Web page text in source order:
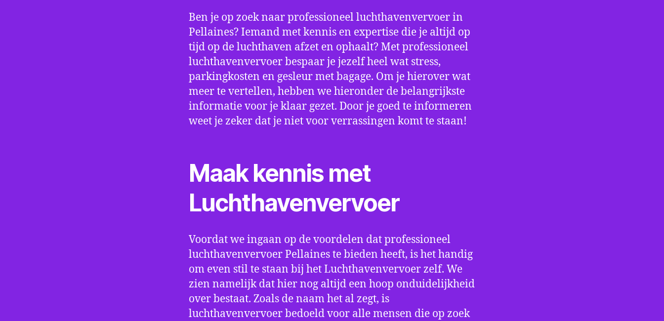
Ben je op zoek naar professioneel luchthavenvervoer in
Pellaines? Iemand met kennis en expertise die je altijd op
tijd op de luchthaven afzet en ophaalt? Met professioneel
luchthavenvervoer bespaar je jezelf heel wat stress,
parkingkosten en gesleur met bagage. Om je hierover wat
meer te vertellen, hebben we hieronder de belangrijkste
informatie voor je klaar gezet. Door je goed te informeren
weet je zeker dat je niet voor verrassingen komt te staan!
Maak kennis met
Luchthavenvervoer
Voordat we ingaan op de voordelen dat professioneel
luchthavenvervoer Pellaines te bieden heeft, is het handig
om even stil te staan bij het Luchthavenvervoer zelf. We
zien namelijk dat hier nog altijd een hoop onduidelijkheid
over bestaat. Zoals de naam het al zegt, is
luchthavenvervoer bedoeld voor alle mensen die op zoek